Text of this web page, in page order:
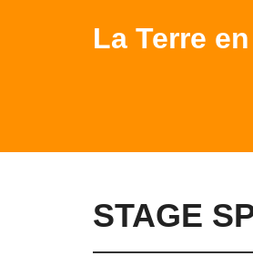
La Terre
STAGE